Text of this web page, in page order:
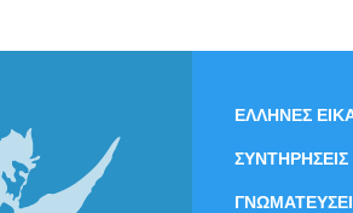
ΕΛΛΗΝΕΣ
ΣΥΝΤΗΡΗΣΕΙΣ